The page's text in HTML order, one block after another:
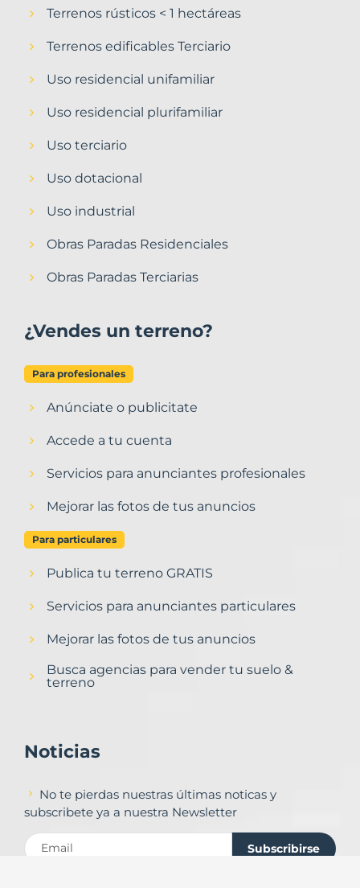
Terrenos rústicos < 1 hectáreas
Terrenos edificables Terciario
Uso residencial unifamiliar
Uso residencial plurifamiliar
Uso terciario
Uso dotacional
Uso industrial
Obras Paradas Residenciales
Obras Paradas Terciarias
¿Vendes un terreno?
Para profesionales
Anúnciate o publicitate
Accede a tu cuenta
Servicios para anunciantes profesionales
Mejorar las fotos de tus anuncios
Para particulares
Publica tu terreno GRATIS
Servicios para anunciantes particulares
Mejorar las fotos de tus anuncios
Busca agencias para vender tu suelo &
terreno
Noticias
No te pierdas nuestras últimas noticas y
subscribete ya a nuestra Newsletter
Subscribirse